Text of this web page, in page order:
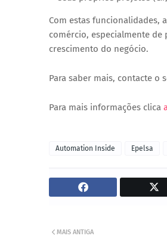
Com estas funcionalidades,
comércio, especialmente
crescimento do negócio.
Para saber mais, contacte o
Para mais informações clica
Automation Inside Epelsa
MAIS ANTIGA